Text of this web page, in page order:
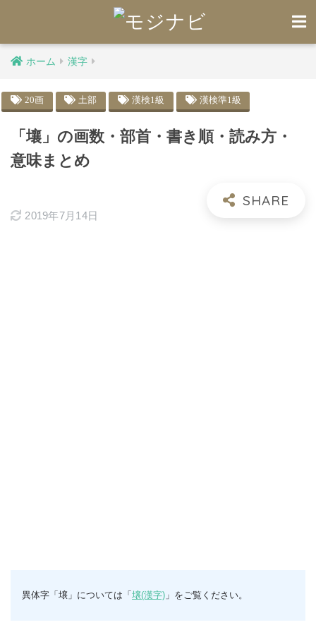
ホーム 漢字
20画 土部 漢検1級 漢検準1級
「壤」の画数・部首・書き順・読み方・
意味まとめ
2019年7月14日
異体字「壌」については「 壌(漢字) 」をご覧ください。